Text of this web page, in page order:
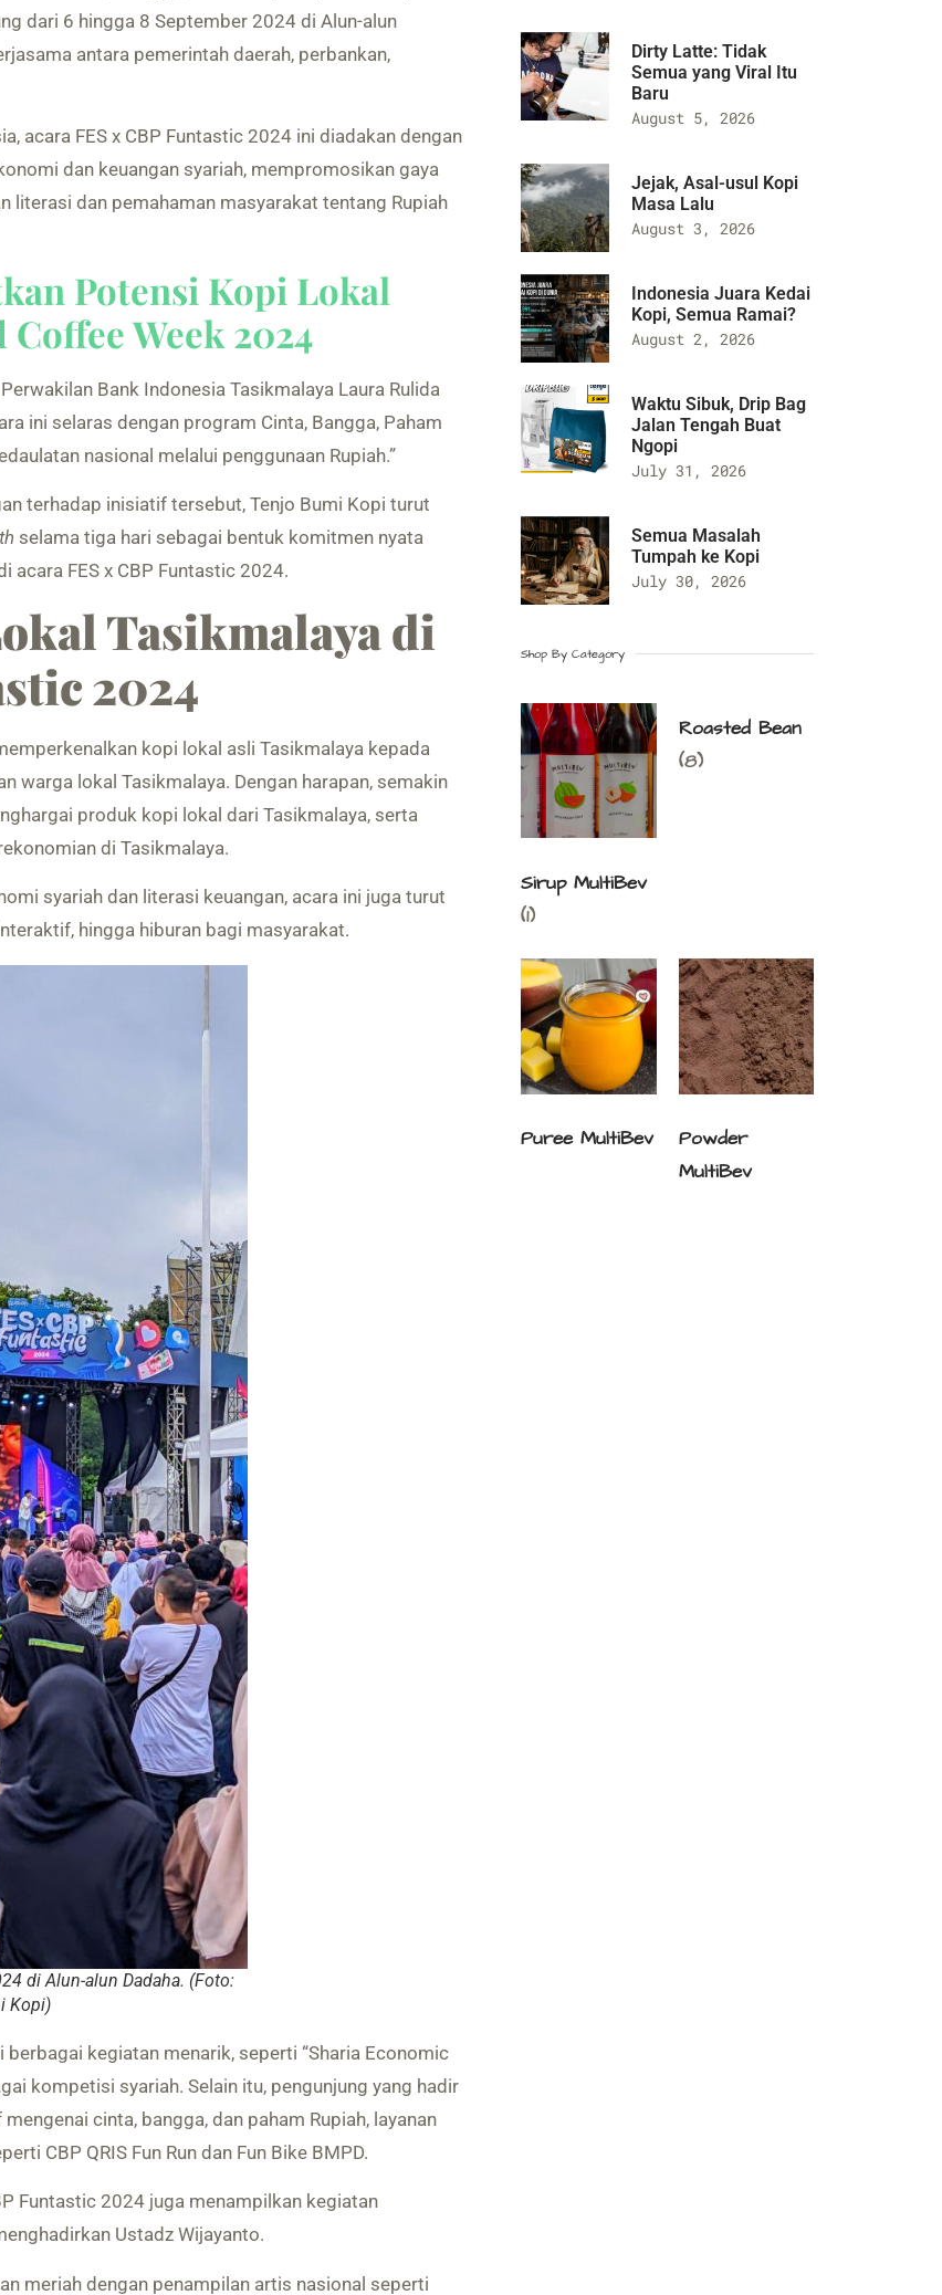
dari 6 hingga 8 September 2024 di Alun-alun
antara pemerintah daerah, perbankan,
acara FES x CBP Funtastic 2024 ini diadakan dengan
dan keuangan syariah, mempromosikan gaya
literasi dan pemahaman masyarakat tentang Rupiah
Potensi Kopi Lokal
Week 2024
Bank Indonesia Tasikmalaya Laura Rulida
ini selaras dengan program Cinta, Bangga, Paham
nasional melalui penggunaan Rupiah.”
terhadap inisiatif tersebut, Tenjo Bumi Kopi turut
selama tiga hari sebagai bentuk komitmen nyata
acara FES x CBP Funtastic 2024.
Tasikmalaya di
2024
kopi lokal asli Tasikmalaya kepada
warga lokal Tasikmalaya. Dengan harapan, semakin
produk kopi lokal dari Tasikmalaya, serta
di Tasikmalaya.
syariah dan literasi keuangan, acara ini juga turut
hingga hiburan bagi masyarakat.
di Alun-alun Dadaha. (Foto:
Kopi)
kegiatan menarik, seperti “Sharia Economic
kompetisi syariah. Selain itu, pengunjung yang hadir
cinta, bangga, dan paham Rupiah, layanan
CBP QRIS Fun Run dan Fun Bike BMPD.
Funtastic 2024 juga menampilkan kegiatan
Ustadz Wijayanto.
meriah dengan penampilan artis nasional seperti
Dirty Latte: Tidak
Semua yang Viral Itu
Baru
August 5, 2026
Jejak, Asal-usul Kopi
Masa Lalu
August 3, 2026
Indonesia Juara Kedai
Kopi, Semua Ramai?
August 2, 2026
Waktu Sibuk, Drip Bag
Jalan Tengah Buat
Ngopi
July 31, 2026
Semua Masalah
Tumpah ke Kopi
July 30, 2026
Shop By Category
Sirup MultiBev
(1)
Roasted Bean
(8)
Puree MultiBev
Powder
MultiBev